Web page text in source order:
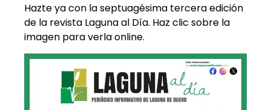
Hazte ya con la septuagésima tercera edición
de la revista Laguna al Día. Haz clic sobre la
imagen para verla online.